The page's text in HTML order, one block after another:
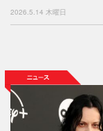
2026.5.14 木曜日